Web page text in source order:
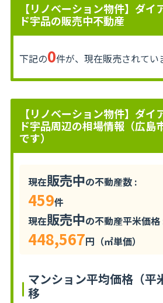
【リノベーション物件】ダイ
ド宇品の販売中不動産
下記の0件が、現在販売されてい
【リノベーション物件】ダイ
ド宇品周辺の相場情報（広島
です）
現在販売中の不動産数 :
459件
現在販売中の不動産平米価格
448,567円（㎡単価）
マンション平均価格（平
移